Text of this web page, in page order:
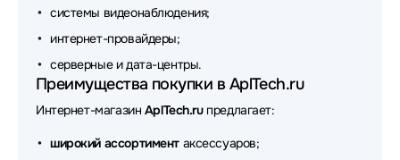
Аксессуары для сетевого оборудования MONSTER
Аксессуары для сетевого оборудования NingBo
Аксессуары для сетевого оборудования Broadcom
Аксессуары для сетевого оборудования Lonte
системы видеонаблюдения;
интернет-провайдеры;
серверные и дата-центры.
Преимущества покупки в AplTech.ru
Интернет-магазин AplTech.ruпредлагает:
широкий ассортимент аксессуаров;